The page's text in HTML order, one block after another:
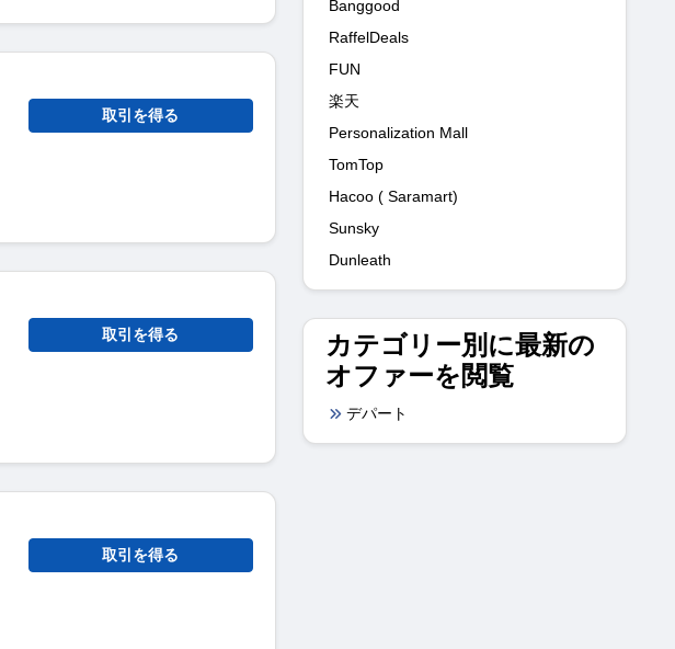
取引を得る
取引を得る
取引を得る
Banggood
RaffelDeals
FUN
楽天
Personalization Mall
TomTop
Hacoo ( Saramart)
Sunsky
Dunleath
カテゴリー別に最新の
オファーを閲覧
デパート